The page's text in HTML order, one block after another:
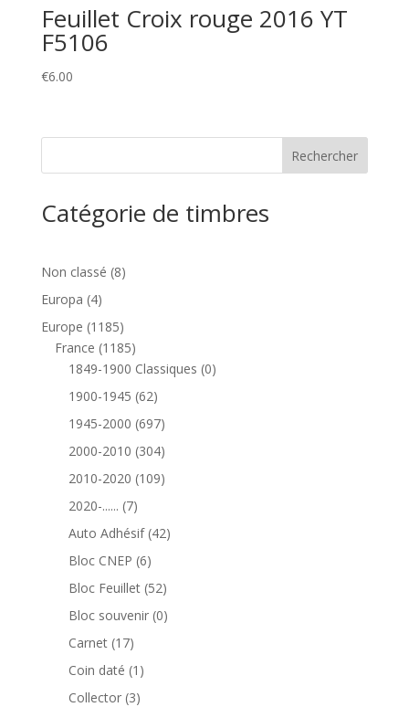
Feuillet Croix rouge 2016 YT
F5106
€6.00
Catégorie de timbres
Non classé 88
Europa 44
produits
Europe 11851185
produits
France 11851185
produits
1849-1900 Classiques 00
1900-1945 6262
produits
1945-2000 697697
produits
2000-2010 304304
produits
2010-2020 109109
2020-...... 77
produits
Auto Adhésif 4242
Bloc CNEP 66
produits
Bloc Feuillet 5252
produits
Bloc souvenir 00
Carnet 1717
produits
Coin daté 1 1
produit
Collector 33